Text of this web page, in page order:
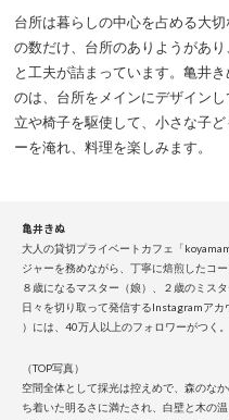
台所は暮らしの中心を占める大
の数だけ、台所のありようがあ
と工夫が詰まっています。亀井
のは、台所をメインにデザイン
立や椅子を駆使して、小さな子
ーを淹れ、料理を楽しみます。
亀井きぬ
大人の貸切プライベートカフェ「
ジャーを務めながら、丁寧に焙煎したコー
８歳になるマスター（娘）、２歳のミス
日々を切り取って発信するInstagramアカ
）には、40万人以上のフォロワーがつく。
（TOP写真）
空間全体として採光は控えめで、森のな
ち着いた明るさに満たされ、白壁と木の